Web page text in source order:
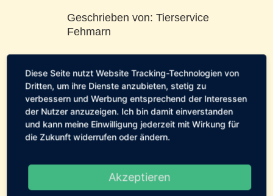
Geschrieben von: Tierservice
Fehmarn
Pflegestellen-Tagebuch
0 Kommentare
18. August 2011
Diese Seite nutzt Website Tracking-Technologien von
Dritten, um ihre Dienste anzubieten, stetig zu
verbessern und Werbung entsprechend der Interessen
der Nutzer anzuzeigen. Ich bin damit einverstanden
und kann meine Einwilligung jederzeit mit Wirkung für
die Zukunft widerrufen oder ändern.
Akzeptieren